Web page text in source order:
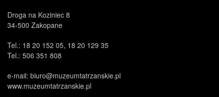
Droga na Koziniec 8
34-500 Zakopane
Tel.: 18 20 152 05, 18 20 129 35
Tel.: 506 351 808
e-mail: biuro@muzeumtatrzanskie.pl
www.muzeumtatrzanskie.pl